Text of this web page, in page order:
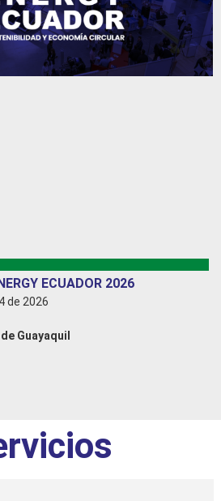
ECUADOR 2026
de 2026
Guayaquil